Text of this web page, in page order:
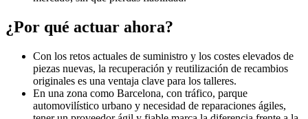
¿Por qué actuar ahora?
Con los retos actuales de suministro y los costes elevados de
piezas nuevas, la recuperación y reutilización de recambios
originales es una ventaja clave para los talleres.
En una zona como Barcelona, con tráfico, parque
automovilístico urbano y necesidad de reparaciones ágiles,